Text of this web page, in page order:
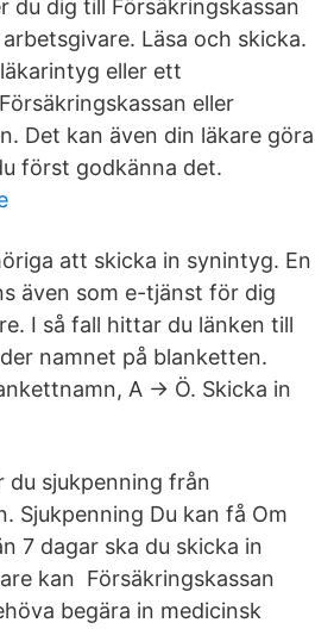
du dig till Försäkringskassan
Läsa och skicka.
eller ett
eller
Det kan även din läkare göra
först godkänna det.
att skicka in synintyg. En
även som e-tjänst för dig
I så fall hittar du länken till
namnet på blanketten.
A → Ö. Skicka in
du sjukpenning från
Sjukpenning Du kan få Om
7 dagar ska du skicka in
kan Försäkringskassan
begära in medicinsk